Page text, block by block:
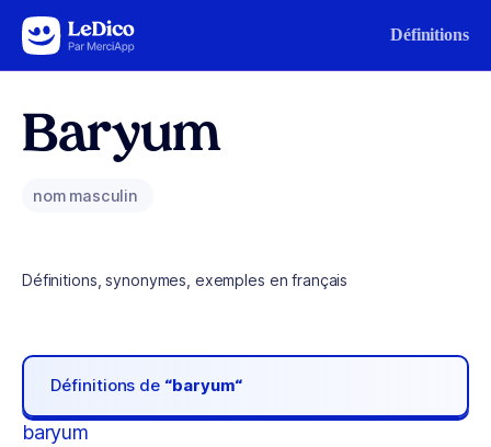
Aller au contenu Définitions
Baryum
nom masculin
Définitions, synonymes, exemples en français
Définitions de “baryum“
baryum